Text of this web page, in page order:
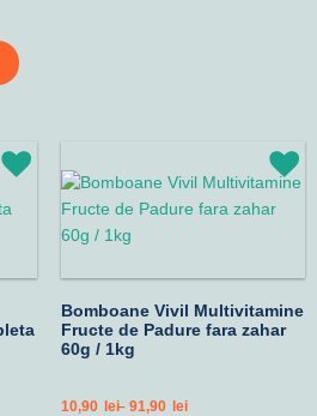
Bomboane Vivil Multivitamine
Fructe de Padure fara zahar
60g / 1kg
10,90 lei– 91,90 lei
10,90lei
through
This
The